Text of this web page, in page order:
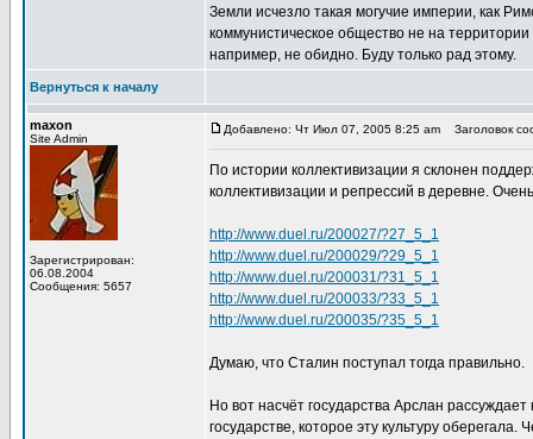
Земли исчезло такая могучие империи, как
коммунистическое общество не на
например, не обидно. Буду только рад этому.
Вернуться к началу
maxon
Site Admin
Зарегистрирован:
06.08.2004
Сообщения: 5657
Добавлено: Чт Июл 07, 2005 8:25 am Заголовок
По истории коллективизации я склонен
коллективизации и репрессий в деревне.
http://www.duel.ru/200027/?27_5_1
http://www.duel.ru/200029/?29_5_1
http://www.duel.ru/200031/?31_5_1
http://www.duel.ru/200033/?33_5_1
http://www.duel.ru/200035/?35_5_1
Думаю, что Сталин поступал тогда правильно.
Но вот насчёт государства Арслан
государстве, которое эту культуру